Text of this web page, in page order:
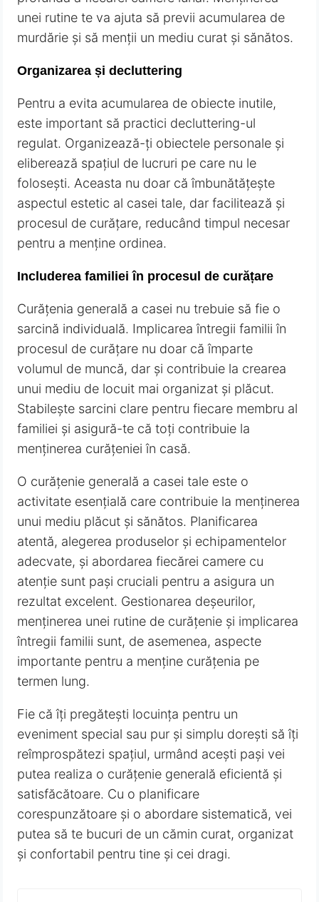
unei rutine te va ajuta să previi acumularea de
murdărie și să menții un mediu curat și sănătos.
Organizarea și decluttering
Pentru a evita acumularea de obiecte inutile,
este important să practici decluttering-ul
regulat. Organizează-ți obiectele personale și
eliberează spațiul de lucruri pe care nu le
folosești. Aceasta nu doar că îmbunătățește
aspectul estetic al casei tale, dar facilitează și
procesul de curățare, reducând timpul necesar
pentru a menține ordinea.
Includerea familiei în procesul de curățare
Curățenia generală a casei nu trebuie să fie o
sarcină individuală. Implicarea întregii familii în
procesul de curățare nu doar că împarte
volumul de muncă, dar și contribuie la crearea
unui mediu de locuit mai organizat și plăcut.
Stabilește sarcini clare pentru fiecare membru al
familiei și asigură-te că toți contribuie la
menținerea curățeniei în casă.
O curățenie generală a casei tale este o
activitate esențială care contribuie la menținerea
unui mediu plăcut și sănătos. Planificarea
atentă, alegerea produselor și echipamentelor
adecvate, și abordarea fiecărei camere cu
atenție sunt pași cruciali pentru a asigura un
rezultat excelent. Gestionarea deșeurilor,
menținerea unei rutine de curățenie și implicarea
întregii familii sunt, de asemenea, aspecte
importante pentru a menține curățenia pe
termen lung.
Fie că îți pregătești locuința pentru un
eveniment special sau pur și simplu dorești să îți
reîmprospătezi spațiul, urmând acești pași vei
putea realiza o curățenie generală eficientă și
satisfăcătoare. Cu o planificare
corespunzătoare și o abordare sistematică, vei
putea să te bucuri de un cămin curat, organizat
și confortabil pentru tine și cei dragi.